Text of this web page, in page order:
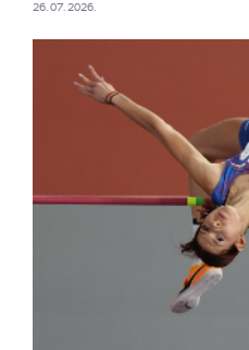
26. 07. 2026.